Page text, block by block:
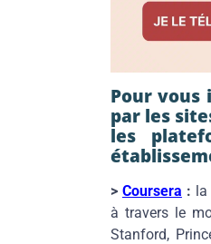
Pour vous
par les
les
> Coursera : la
à travers le
Stanford,